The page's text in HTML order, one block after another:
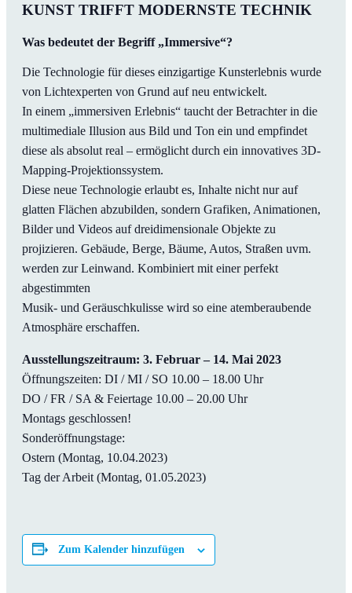
KUNST TRIFFT MODERNSTE TECHNIK
Was bedeutet der Begriff „Immersive“?
Die Technologie für dieses einzigartige Kunsterlebnis wurde
von Lichtexperten von Grund auf neu entwickelt.
In einem „immersiven Erlebnis“ taucht der Betrachter in die
multimediale Illusion aus Bild und Ton ein und empfindet
diese als absolut real – ermöglicht durch ein innovatives 3D-
Mapping-Projektionssystem.
Diese neue Technologie erlaubt es, Inhalte nicht nur auf
glatten Flächen abzubilden, sondern Grafiken, Animationen,
Bilder und Videos auf dreidimensionale Objekte zu
projizieren. Gebäude, Berge, Bäume, Autos, Straßen uvm.
werden zur Leinwand. Kombiniert mit einer perfekt
abgestimmten
Musik- und Geräuschkulisse wird so eine atemberaubende
Atmosphäre erschaffen.
Ausstellungszeitraum: 3. Februar – 14. Mai 2023
Öffnungszeiten: DI / MI / SO 10.00 – 18.00 Uhr
DO / FR / SA & Feiertage 10.00 – 20.00 Uhr
Montags geschlossen!
Sonderöffnungstage:
Ostern (Montag, 10.04.2023)
Tag der Arbeit (Montag, 01.05.2023)
Zum Kalender hinzufügen